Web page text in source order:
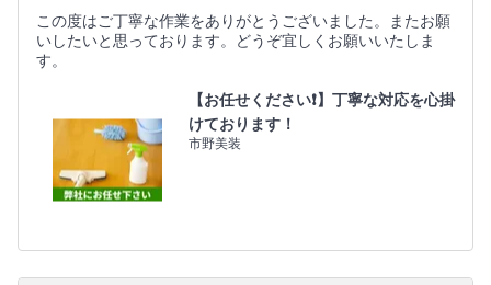
この度はご丁寧な作業をありがとうございました。またお願
いしたいと思っております。どうぞ宜しくお願いいたしま
す。
【お任せください❗️】丁寧な対応を心掛
けております！
市野美装